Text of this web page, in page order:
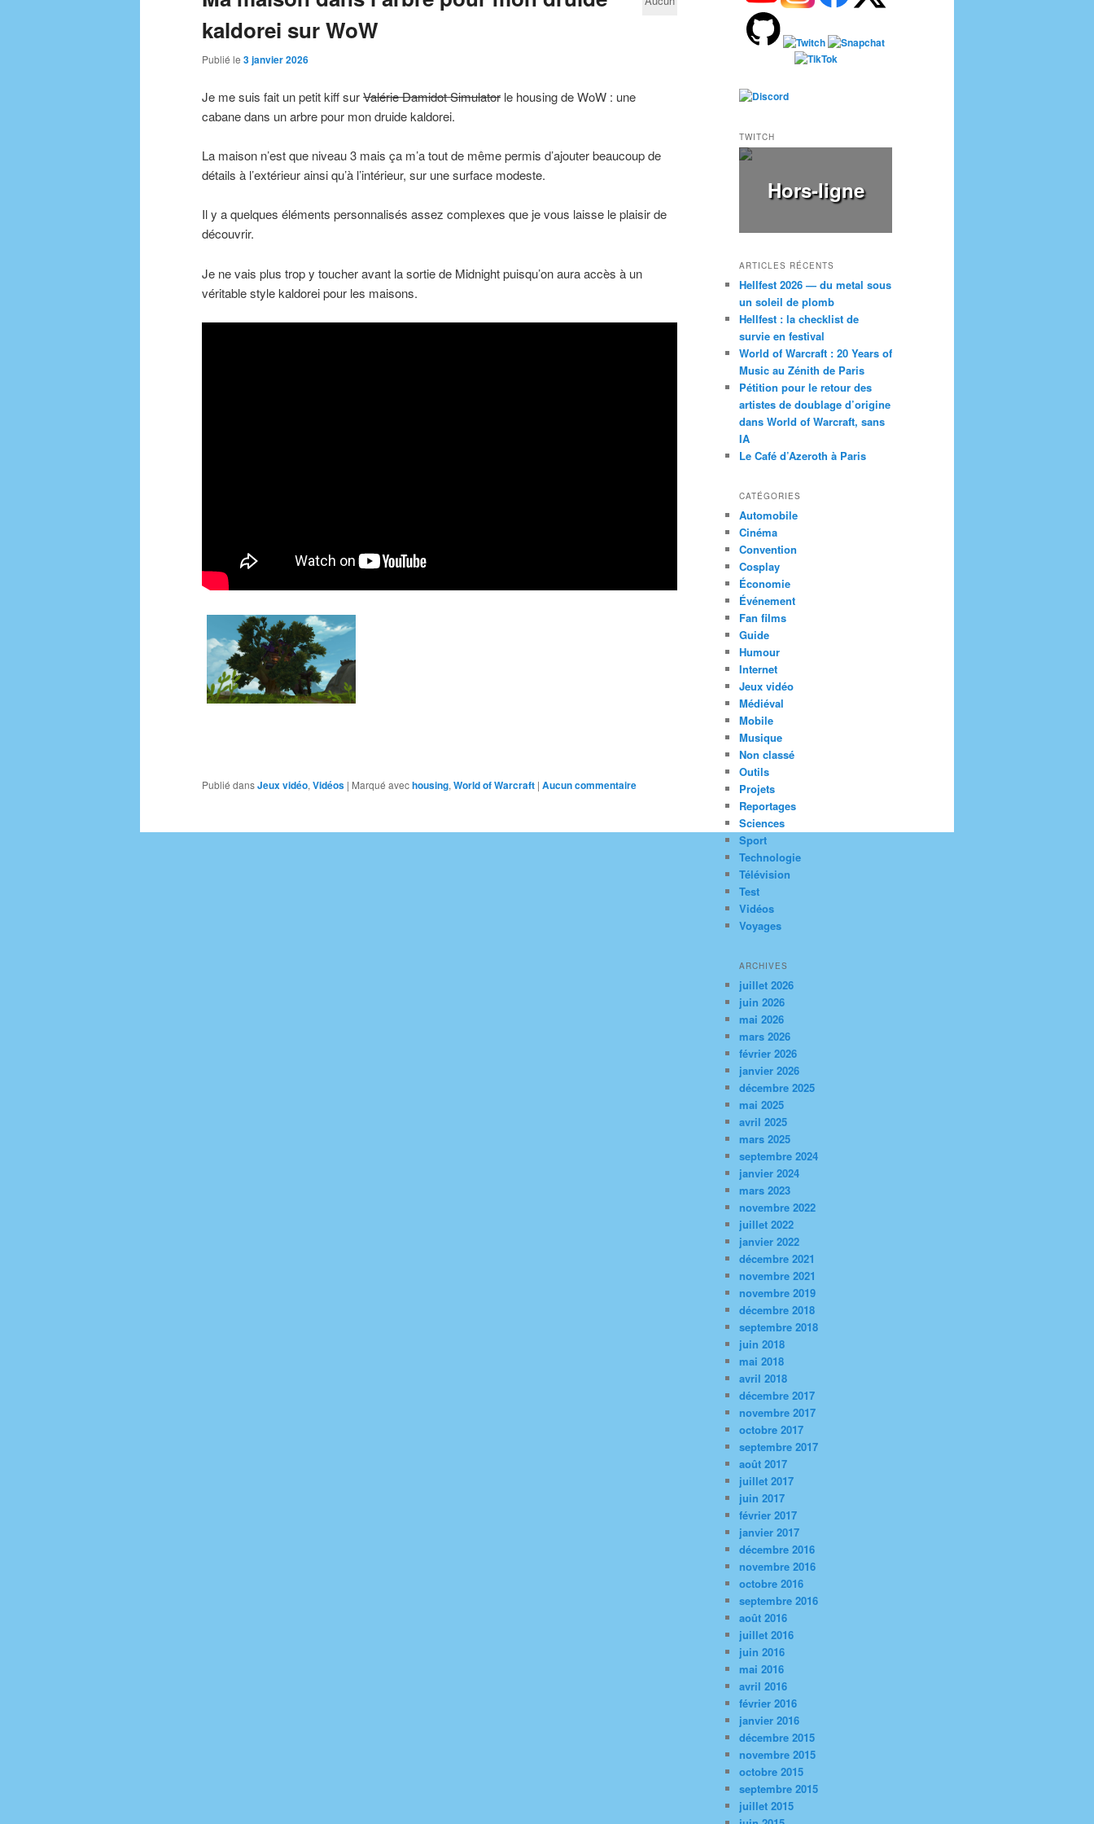
kaldorei sur WoW
Publié le 3 janvier 2026
Je me suis fait un petit kiff surValérie Damidot Simulator le housing de WoW : une
cabane dans un arbre pour mon druide kaldorei.
La maison n’est que niveau 3 mais ça m’a tout de même permis d’ajouter beaucoup de
détails à l’extérieur ainsi qu’à l’intérieur, sur une surface modeste.
Il y a quelques éléments personnalisés assez complexes que je vous laisse le plaisir de
découvrir.
Je ne vais plus trop y toucher avant la sortie de Midnight puisqu’on aura accès à un
véritable style kaldorei pour les maisons.
Publié dansJeux vidéo, Vidéos | Marqué avechousing, World of Warcraft | Aucun commentaire
TWITCH
Hors-ligne
ARTICLES RÉCENTS
Hellfest 2026 — du metal sous
un soleil de plomb
Hellfest : la checklist de
survie en festival
World of Warcraft : 20 Years of
Music au Zénith de Paris
Pétition pour le retour des
artistes de doublage d’origine
dans World of Warcraft, sans
IA
Le Café d’Azeroth à Paris
CATÉGORIES
Automobile
Cinéma
Convention
Cosplay
Économie
Événement
Fan films
Guide
Humour
Internet
Jeux vidéo
Médiéval
Mobile
Musique
Non classé
Outils
Projets
Reportages
Sciences
Sport
Technologie
Télévision
Test
Vidéos
Voyages
ARCHIVES
juillet 2026
juin 2026
mai 2026
mars 2026
février 2026
janvier 2026
décembre 2025
mai 2025
avril 2025
mars 2025
septembre 2024
janvier 2024
mars 2023
novembre 2022
juillet 2022
janvier 2022
décembre 2021
novembre 2021
novembre 2019
décembre 2018
septembre 2018
juin 2018
mai 2018
avril 2018
décembre 2017
novembre 2017
octobre 2017
septembre 2017
août 2017
juillet 2017
juin 2017
février 2017
janvier 2017
décembre 2016
novembre 2016
octobre 2016
septembre 2016
août 2016
juillet 2016
juin 2016
mai 2016
avril 2016
février 2016
janvier 2016
décembre 2015
novembre 2015
octobre 2015
septembre 2015
juillet 2015